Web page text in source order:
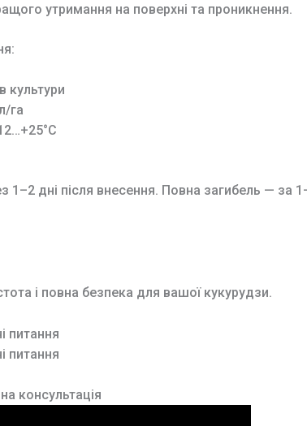
утримання на поверхні та проникнення.
культури
га
1–2 дні після внесення. Повна загибель — за
і повна безпека для вашої кукурудзи.
питання
питання
консультація